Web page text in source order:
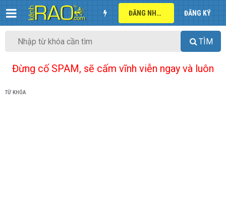
ĐĂNG NHẬP ĐĂNG KÝ
TÌM
Đừng cố SPAM, sẽ cấm vĩnh viễn ngay và luôn
TỪ KHÓA